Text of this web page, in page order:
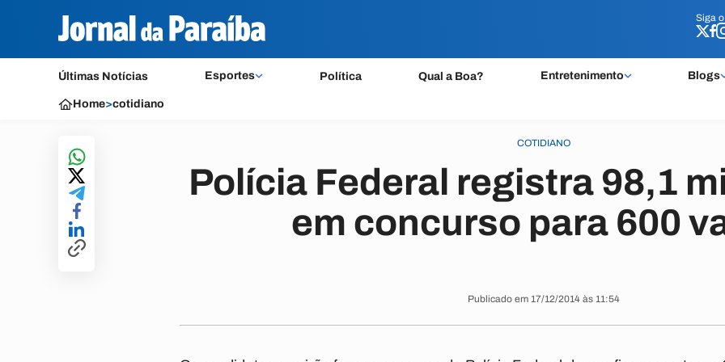
Siga o
Últimas Notícias Esportes Política Qual a Boa? Entretenimento Blogs
Siga o
Home>cotidiano
COTIDIANO
Polícia Federal registra 98,1
em concurso para 600
Publicado em 17/12/2014 às 11:54